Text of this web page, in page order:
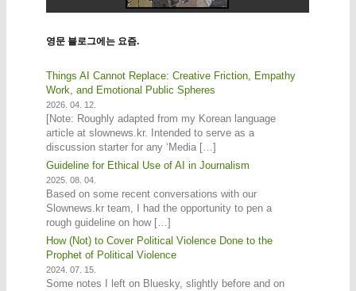
영문 블로그에는 요즘.
Things AI Cannot Replace: Creative Friction, Empathy
Work, and Emotional Public Spheres
2026. 04. 12.
[Note: Roughly adapted from my Korean language
article at slownews.kr. Intended to serve as a
discussion starter for any ‘Media […]
Guideline for Ethical Use of AI in Journalism
2025. 08. 04.
Based on some recent conversations with our
Slownews.kr team, I had the opportunity to pen a
rough guideline on how […]
How (Not) to Cover Political Violence Done to the
Prophet of Political Violence
2024. 07. 15.
Some notes I left on Bluesky, slightly before and on